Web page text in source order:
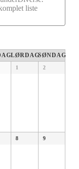
liste
LØRDAGSØNDAG
1 2
8 9